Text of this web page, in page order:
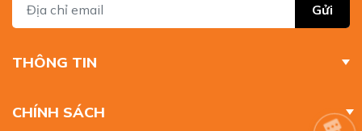
Gửi
THÔNG TIN
CHÍNH SÁCH